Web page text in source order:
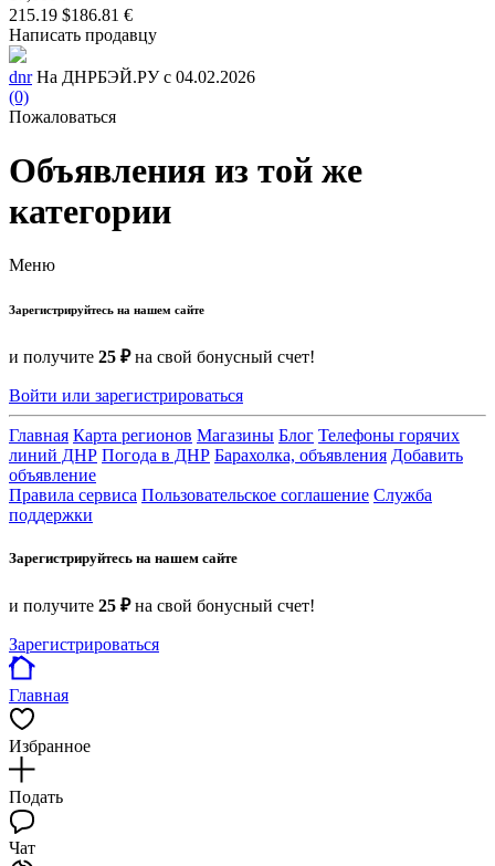
215.19 $186.81 €
Написать продавцу
dnr На ДНРБЭЙ.РУ с 04.02.2026
(0)
Пожаловаться
Объявления из той же
категории
Меню
Зарегистрируйтесь на нашем сайте
и получите 25 ₽на свой бонусный счет!
Войти или зарегистрироваться
Главная Карта регионов Магазины Блог Телефоны горячих
линий ДНР Погода в ДНР Барахолка, объявления Добавить
объявление
Правила сервиса Пользовательское соглашение Служба
поддержки
Зарегистрируйтесь на нашем сайте
и получите 25 ₽на свой бонусный счет!
Зарегистрироваться
Главная
Избранное
Подать
Чат